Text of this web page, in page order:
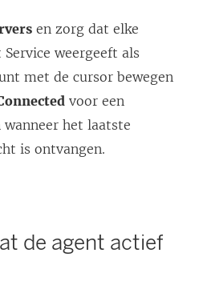
en zorg dat elke
weergeeft als
met de cursor bewegen
voor een
het laatste
is ontvangen.
de agent actief